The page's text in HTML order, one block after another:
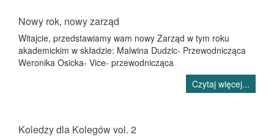
Nowy rok, nowy zarząd
Witajcie, przedstawiamy wam nowy Zarząd w tym roku
akademickim w składzie: Malwina Dudzic- Przewodnicząca
Weronika Osicka- Vice- przewodnicząca
Czytaj więcej...
Koledzy dla Kolegów vol. 2